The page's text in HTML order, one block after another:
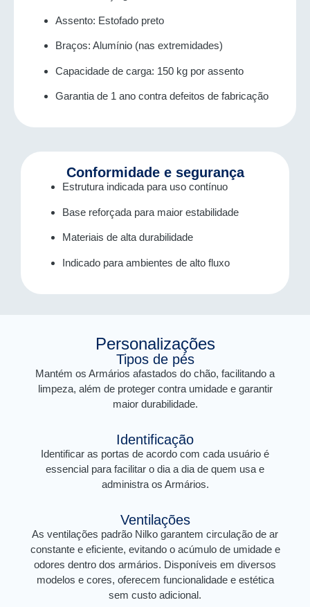
Assento: Estofado preto
Braços: Alumínio (nas extremidades)
Capacidade de carga: 150 kg por assento
Garantia de 1 ano contra defeitos de fabricação
Conformidade e segurança
Estrutura indicada para uso contínuo
Base reforçada para maior estabilidade
Materiais de alta durabilidade
Indicado para ambientes de alto fluxo
Personalizações
Tipos de pés
Mantém os Armários afastados do chão, facilitando a
limpeza, além de proteger contra umidade e garantir
maior durabilidade.
Identificação
Identificar as portas de acordo com cada usuário é
essencial para facilitar o dia a dia de quem usa e
administra os Armários.
Ventilações
As ventilações padrão Nilko garantem circulação de ar
constante e eficiente, evitando o acúmulo de umidade e
odores dentro dos armários. Disponíveis em diversos
modelos e cores, oferecem funcionalidade e estética
sem custo adicional.